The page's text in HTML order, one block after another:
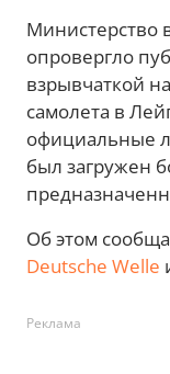
Министерство
опровергло
взрывчаткой
самолета в
официальные
был загружен
Об этом
Deutsche Welle
Реклама